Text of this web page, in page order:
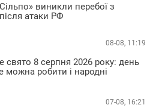
виникли перебої з
атаки РФ
08-08, 11:19
свято 8 серпня 2026 року: день
можна робити і народні
07-08, 16:21